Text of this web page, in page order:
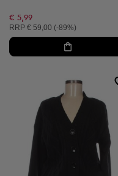
€ 5,99
Unverbindliche Preisempfehlung:
RRP € 59,00 (-89%)